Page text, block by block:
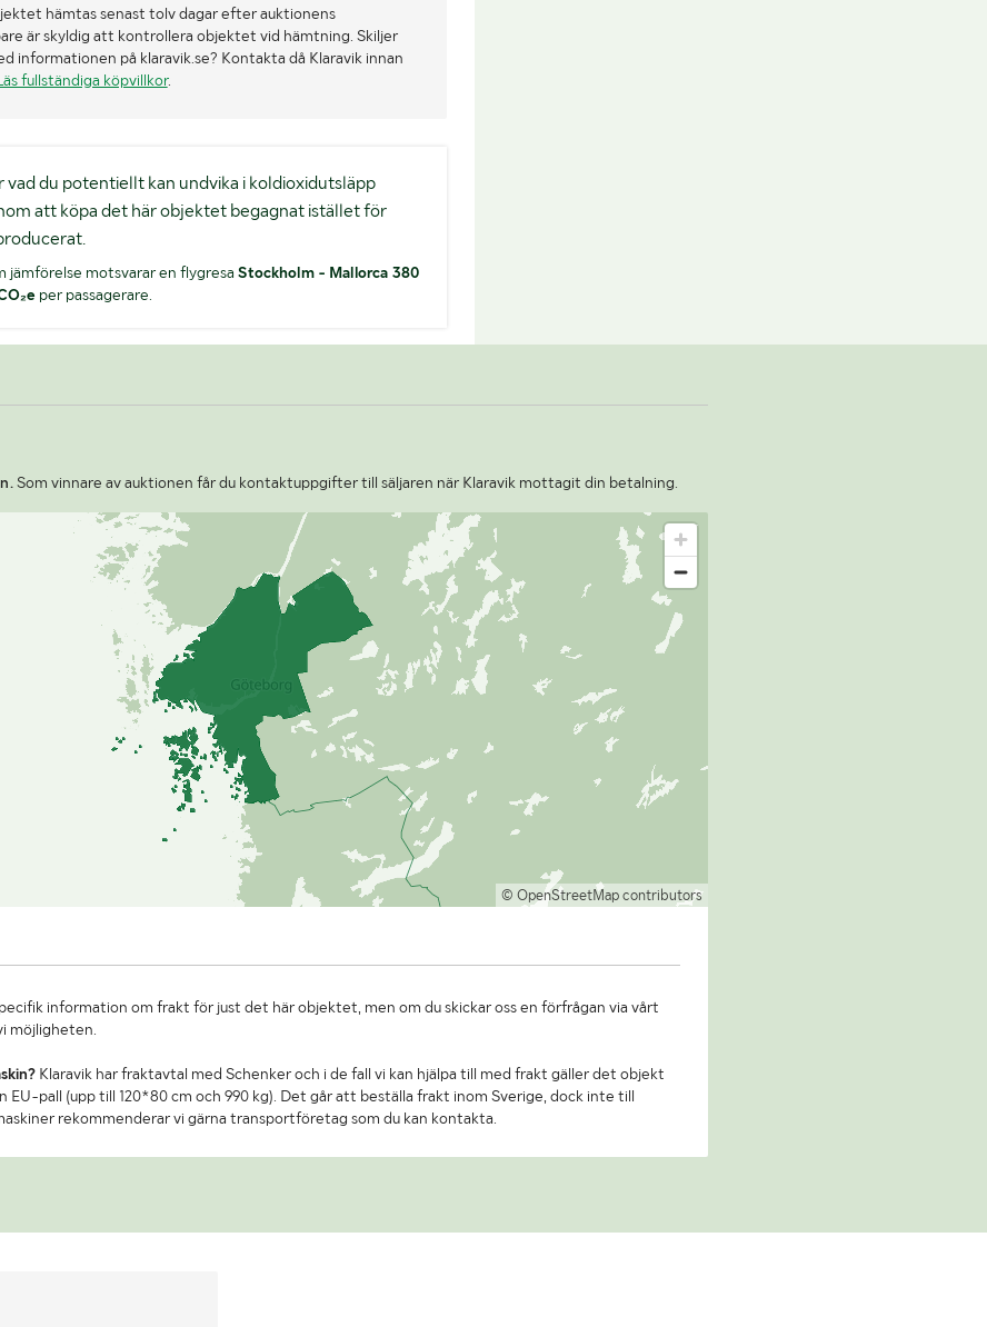
hämtas senast tolv dagar efter auktionens
är skyldig att kontrollera objektet vid hämtning. Skiljer
informationen på klaravik.se? Kontakta då Klaravik innan
fullständiga köpvillkor.
vad du potentiellt kan undvika i koldioxidutsläpp
att köpa det här objektet begagnat istället för
jämförelse motsvarar en flygresaStockholm - Mallorca 380
per passagerare.
Som vinnare av auktionen får du kontaktuppgifter till säljaren när Klaravik mottagit din betalning.
© OpenStreetMap contributors
information om frakt för just det här objektet, men om du skickar oss en förfrågan via vårt
möjligheten.
Klaravik har fraktavtal med Schenker och i de fall vi kan hjälpa till med frakt gäller det objekt
EU-pall (upp till 120*80 cm och 990 kg). Det går att beställa frakt inom Sverige, dock inte till
rekommenderar vi gärna transportföretag som du kan kontakta.